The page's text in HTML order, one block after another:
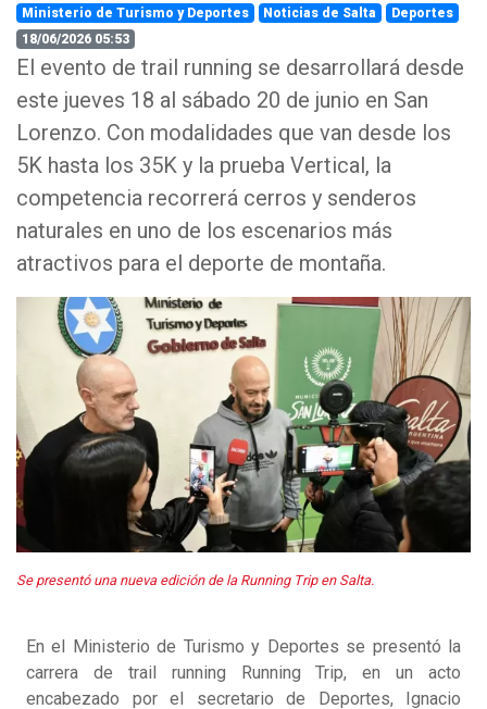
Ministerio de Turismo y Deportes Noticias de Salta
Deportes
18/06/2026 05:53
El evento de trail running se desarrollará desde
este jueves 18 al sábado 20 de junio en San
Lorenzo. Con modalidades que van desde los
5K hasta los 35K y la prueba Vertical, la
competencia recorrerá cerros y senderos
naturales en uno de los escenarios más
atractivos para el deporte de montaña.
Se presentó una nueva edición de la Running Trip en Salta.
En el Ministerio de Turismo y Deportes se presentó la
carrera de trail running Running Trip, en un acto
encabezado por el secretario de Deportes, Ignacio